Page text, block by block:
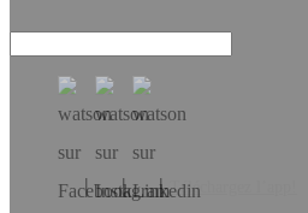
Téléchargez l’app!